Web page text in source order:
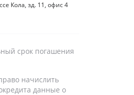
Кола, зд. 11, офис 4
срок погашения
начислить
данные о